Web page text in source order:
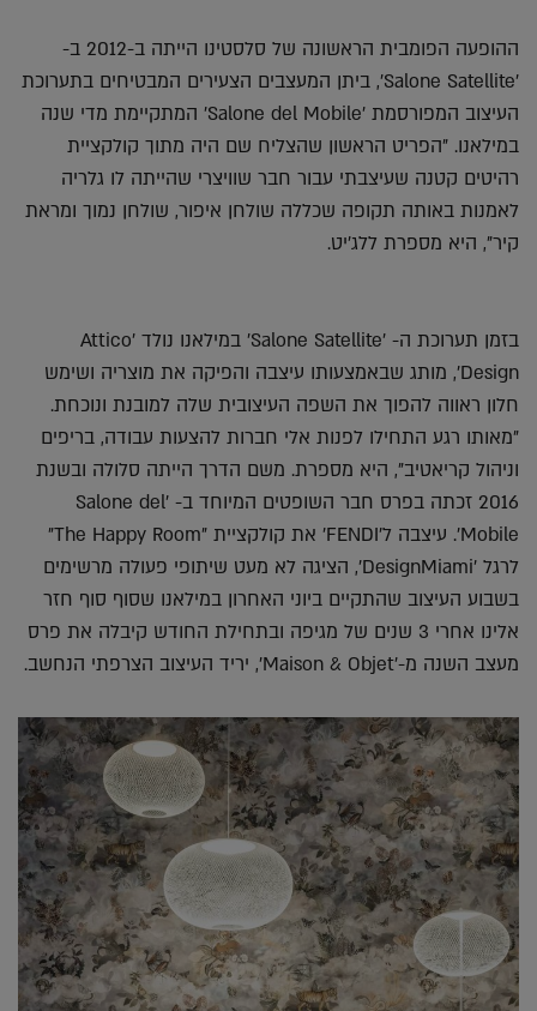
ההופעה הפומבית הראשונה של סלסטינו הייתה ב-2012 ב-
'Salone Satellite', ביתן המעצבים הצעירים המבטיחים בתערוכת
העיצוב המפורסמת 'Salone del Mobile' המתקיימת מדי שנה
במילאנו. "הפריט הראשון שהצליח שם היה מתוך קולקציית
רהיטים קטנה שעיצבתי עבור חבר שוויצרי שהייתה לו גלריה
לאמנות באותה תקופה שכללה שולחן איפור, שולחן נמוך ומראת
קיר", היא מספרת ללג'יט.
בזמן תערוכת ה- 'Salone Satellite' במילאנו נולד 'Attico
Design', מותג שבאמצעותו עיצבה והפיקה את מוצריה ושימש
חלון ראווה להפוך את השפה העיצובית שלה למובנת ונוכחת.
"מאותו רגע התחילו לפנות אלי חברות להצעות עבודה, בריפים
וניהול קריאטיב", היא מספרת. משם הדרך הייתה סלולה ובשנת
2016 זכתה בפרס חבר השופטים המיוחד ב- 'Salone del
Mobile'. עיצבה ל'FENDI' את קולקציית "The Happy Room"
לרגל 'DesignMiami', הציגה לא מעט שיתופי פעולה מרשימים
בשבוע העיצוב שהתקיים ביוני האחרון במילאנו שסוף סוף חזר
אלינו אחרי 3 שנים של מגיפה ובתחילת החודש קיבלה את פרס
מעצב השנה מ-'Maison & Objet', יריד העיצוב הצרפתי הנחשב.